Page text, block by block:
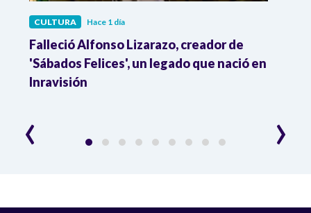
CULTURA Hace 1 día
Falleció Alfonso Lizarazo, creador de
'Sábados Felices', un legado que nació en
Inravisión
‹ ›